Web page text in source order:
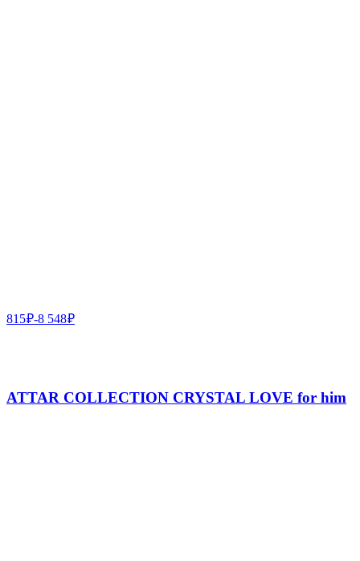
815₽-8 548₽
ATTAR COLLECTION CRYSTAL LOVE for him